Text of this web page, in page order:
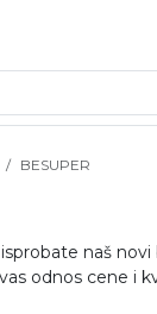
BESUPER
naš novi
odnos cene i